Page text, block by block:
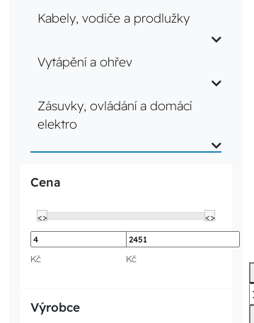
Kabely, vodiče a prodlužky
Vytápění a ohřev
Zásuvky, ovládání a domácí
elektro
Cena
<> <>
Kč Kč
Výrobce